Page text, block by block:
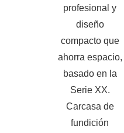
profesional y
diseño
compacto que
ahorra espacio,
basado en la
Serie XX.
Carcasa de
fundición